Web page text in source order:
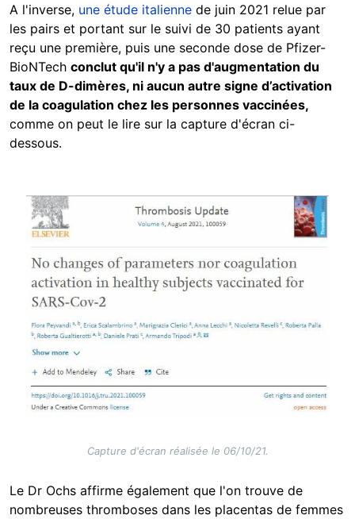
A l'inverse, une étude italienne de juin 2021 relue par
les pairs et portant sur le suivi de 30 patients ayant
reçu une première, puis une seconde dose de Pfizer-
BioNTech conclut qu'il n'y a pas d'augmentation du
taux de D-dimères, ni aucun autre signe d’activation
de la coagulation chez les personnes vaccinées,
comme on peut le lire sur la capture d'écran ci-
dessous.
Image
Capture d'écran réalisée le 06/10/21.
Le Dr Ochs affirme également que l'on trouve de
nombreuses thromboses dans les placentas de femmes